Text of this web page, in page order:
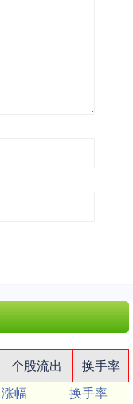
个股流出
换手率
涨幅
换手率